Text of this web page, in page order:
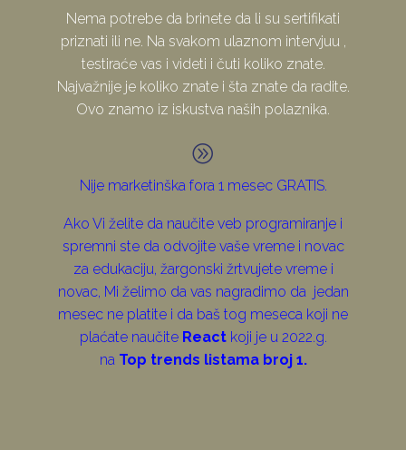
Nema potrebe da brinete da li su sertifikati
priznati ili ne. Na svakom ulaznom intervjuu ,
testiraće vas i videti i čuti koliko znate.
Najvažnije je koliko znate i šta znate da radite.
Ovo znamo iz iskustva naših polaznika.
A
A
Nije marketinška fora 1 mesec GRATIS.
Ako Vi želite da naučite veb programiranje i
spremni ste da odvojite vaše vreme i novac
za edukaciju, žargonski žrtvujete vreme i
novac, Mi želimo da vas nagradimo da jedan
mesec ne platite i da baš tog meseca koji ne
plaćate naučite Reactkoji je u 2022.g.
na Top trends listama broj1.